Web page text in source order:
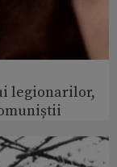
legionarilor,